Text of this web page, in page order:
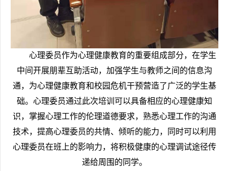
心理委员作为心理健康教育的重要组成部分，在学生
中间开展朋辈互助活动，加强学生与教师之间的信息沟
通，为心理健康教育和校园危机干预营造了广泛的学生基
础。心理委员通过此次培训可以具备相应的心理健康知
识，掌握心理工作的伦理道德要求，熟悉心理工作的沟通
技术，提高心理委员的共情、倾听的能力，同时可以利用
心理委员在班上的影响力，将积极健康的心理调试途径传
递给周围的同学。